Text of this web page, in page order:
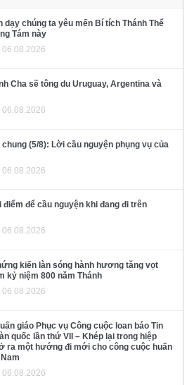
dạy chúng ta yêu mến Bí tích Thánh Thể
Tám này
Cha sẽ tông du Uruguay, Argentina và
chung (5/8): Lời cầu nguyện phụng vụ của
điểm để cầu nguyện khi đang đi trên
kiến làn sóng hành hương tăng vọt
kỷ niệm 800 năm Thánh
giáo Phục vụ Công cuộc loan báo Tin
quốc lần thứ VII – Khép lại trong hiệp
ra một hướng đi mới cho công cuộc huấn